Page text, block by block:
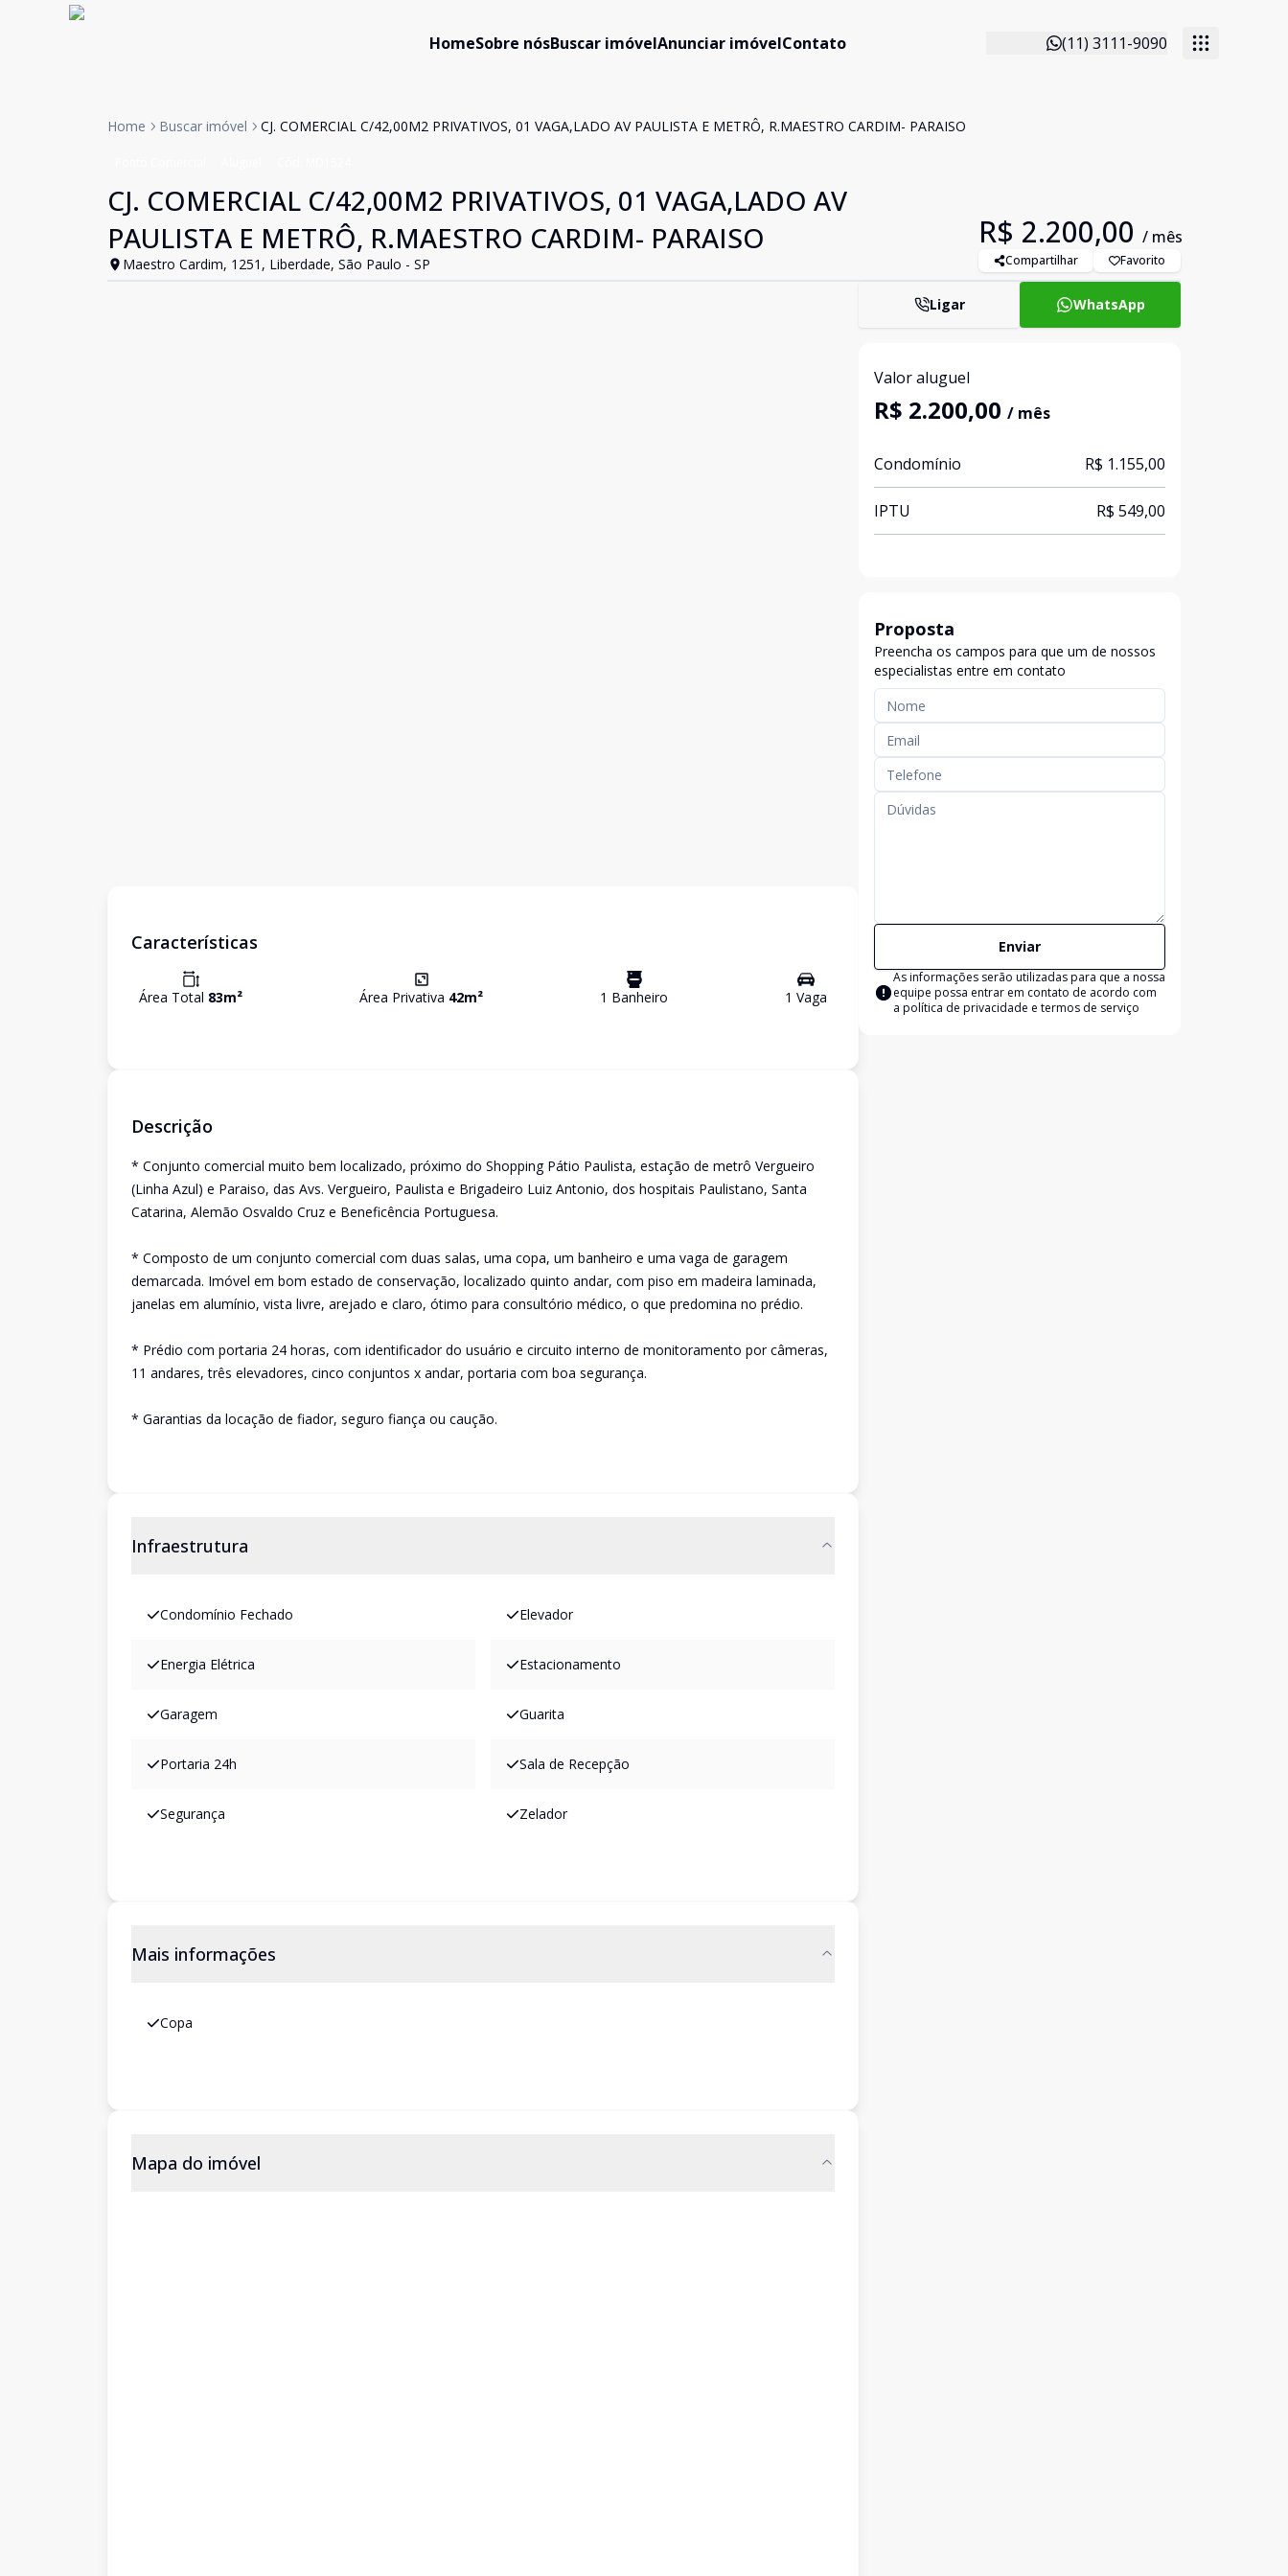
HomeSobre nósBuscar imóvelAnunciar imóvelContato (11) 3111-9090
Home Buscar imóvel CJ. COMERCIAL C/42,00M2 PRIVATIVOS, 01 VAGA,LADO AV PAULISTA E METRÔ, R.MAESTRO CARDIM- PARAISO
CJ. COMERCIAL C/42,00M2 PRIVATIVOS, 01 VAGA,LADO AV
PAULISTA E METRÔ, R.MAESTRO CARDIM- PARAISO
Maestro Cardim, 1251, Liberdade, São Paulo - SP
R$ 2.200,00 / mês
Compartilhar Favorito
Características
Área Total 83m² Área Privativa 42m² 1 Banheiro 1 Vaga
Descrição
* Conjunto comercial muito bem localizado, próximo do Shopping Pátio Paulista, estação de metrô Vergueiro
(Linha Azul) e Paraiso, das Avs. Vergueiro, Paulista e Brigadeiro Luiz Antonio, dos hospitais Paulistano, Santa
Catarina, Alemão Osvaldo Cruz e Beneficência Portuguesa.
* Composto de um conjunto comercial com duas salas, uma copa, um banheiro e uma vaga de garagem
demarcada. Imóvel em bom estado de conservação, localizado quinto andar, com piso em madeira laminada,
janelas em alumínio, vista livre, arejado e claro, ótimo para consultório médico, o que predomina no prédio.
* Prédio com portaria 24 horas, com identificador do usuário e circuito interno de monitoramento por câmeras,
11 andares, três elevadores, cinco conjuntos x andar, portaria com boa segurança.
* Garantias da locação de fiador, seguro fiança ou caução.
Infraestrutura
Condomínio Fechado Elevador
Energia Elétrica Estacionamento
Garagem Guarita
Portaria 24h Sala de Recepção
Segurança Zelador
Mais informações
Copa
Mapa do imóvel
Ligar WhatsApp
Valor aluguel
R$ 2.200,00 / mês
Condomínio R$ 1.155,00
IPTU R$ 549,00
Proposta
Preencha os campos para que um de nossos
especialistas entre em contato
Enviar
As informações serão utilizadas para que a nossa
equipe possa entrar em contato de acordo com
a política de privacidade e termos de serviço